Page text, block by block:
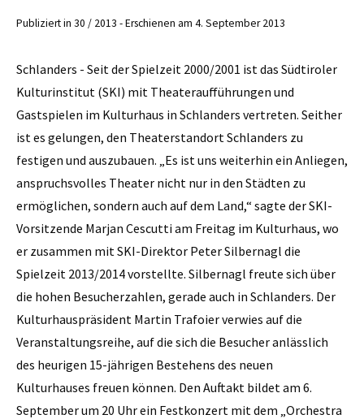
Publiziert in 30 / 2013 - Erschienen am 4. September 2013
Schlanders - Seit der Spielzeit 2000/2001 ist das Südtiroler
Kulturinstitut (SKI) mit Theateraufführungen und
Gastspielen im Kulturhaus in Schlanders vertreten. Seither
ist es gelungen, den Theaterstandort Schlanders zu
festigen und auszubauen. „Es ist uns weiterhin ein Anliegen,
anspruchsvolles Theater nicht nur in den Städten zu
ermöglichen, sondern auch auf dem Land,“ sagte der SKI-
Vorsitzende Marjan Cescutti am Freitag im Kulturhaus, wo
er zusammen mit SKI-Direktor Peter Silbernagl die
Spielzeit 2013/2014 vorstellte. ­Silbernagl freute sich über
die hohen Besucherzahlen, gerade auch in Schlanders. Der
Kulturhauspräsident Martin Trafoier verwies auf die
Veranstaltungsreihe, auf die sich die Besucher anlässlich
des heurigen 15-jährigen Bestehens des neuen
Kulturhauses freuen können. Den Auftakt bildet am 6.
September um 20 Uhr ein Festkonzert mit dem ­„Orchestra